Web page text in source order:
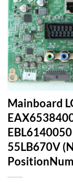
Mainboard
55LB670V